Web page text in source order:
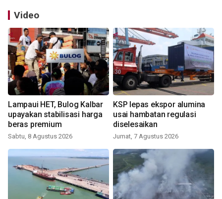
Video
Lampaui HET, Bulog Kalbar
upayakan stabilisasi harga
beras premium
Sabtu, 8 Agustus 2026
KSP lepas ekspor alumina
usai hambatan regulasi
diselesaikan
Jumat, 7 Agustus 2026